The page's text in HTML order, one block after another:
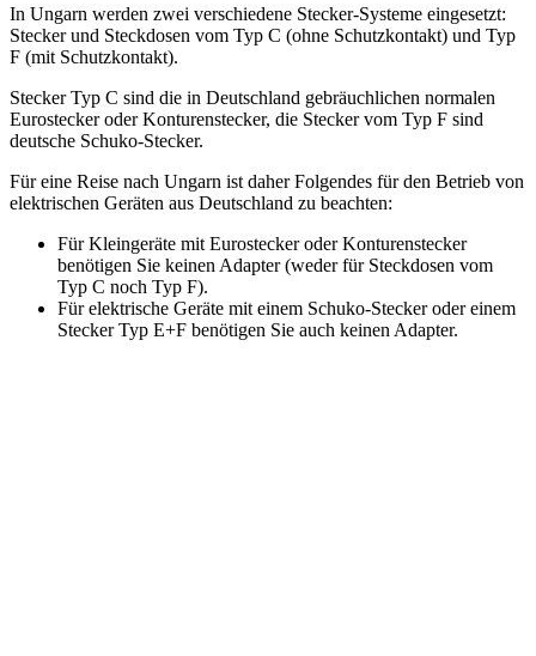
In Ungarn werden zwei verschiedene Stecker-Systeme eingesetzt:
Stecker und Steckdosen vom Typ C (ohne Schutzkontakt) und Typ
F (mit Schutzkontakt).
Stecker Typ C sind die in Deutschland gebräuchlichen normalen
Eurostecker oder Konturenstecker, die Stecker vom Typ F sind
deutsche Schuko-Stecker.
Für eine Reise nach Ungarn ist daher Folgendes für den Betrieb von
elektrischen Geräten aus Deutschland zu beachten:
Für Kleingeräte mit Eurostecker oder Konturenstecker
benötigen Sie keinen Adapter (weder für Steckdosen vom
Typ C noch Typ F).
Für elektrische Geräte mit einem Schuko-Stecker oder einem
Stecker Typ E+F benötigen Sie auch keinen Adapter.